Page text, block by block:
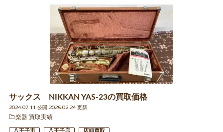
サックス NIKKAN YAS-23の買取価格
2024.07.11 公開 2025.02.24 更新
楽器 買取実績